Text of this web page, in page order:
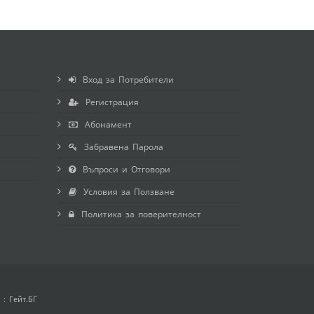
Вход за Потребители
Регистрация
Абонамент
Забравена Парола
Въпроси и Отговори
Условия за Ползване
Политика за поверителност
: Гейт.БГ